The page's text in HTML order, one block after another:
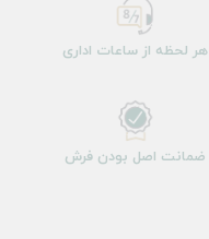
هر لحظه از ساعات اداری
ضمانت اصل بودن فرش